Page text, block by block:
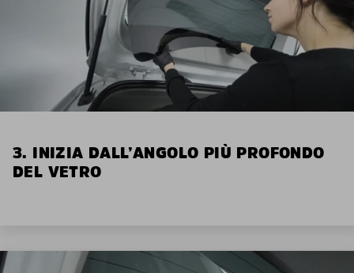
3. INIZIA DALL’ANGOLO PIÙ PROFONDO
DEL VETRO